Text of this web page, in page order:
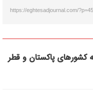
https://eghtesadjournal.com/
کشورهای پاکستان و قطر